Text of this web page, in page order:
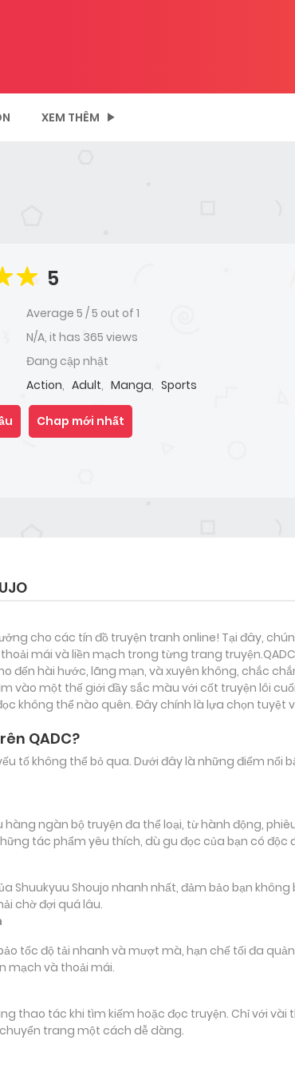
XEM THÊM
5
Average 5 /5 out of 1
N/A, it has 365 views
Đang cập nhật
Action, Adult, Manga, Sports
Chap mới nhất
cho các tín đồ truyện tranh online! Tại đây,
mái và liền mạch trong từng trang
đến hài hước, lãng mạn, và xuyên không, chắc
vào một thế giới đầy sắc màu với cốt truyện lôi
không thể nào quên. Đây chính là lựa chọn tuyệt
QADC?
tố không thể bỏ qua. Dưới đây là những điểm
ngàn bộ truyện đa thể loại, từ hành động,
tác phẩm yêu thích, dù gu đọc của bạn có độc
Shoujo nhanh nhất, đảm bảo bạn không
chờ đợi quá lâu.
tốc độ tải nhanh và mượt mà, hạn chế tối đa
mạch và thoải mái.
thao tác khi tìm kiếm hoặc đọc truyện. Chỉ với
trang một cách dễ dàng.